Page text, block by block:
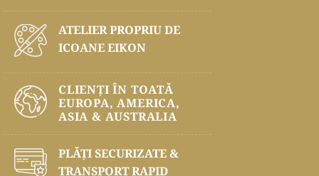
ATELIER PROPRIU DE
ICOANE EIKON
CLIENȚI ÎN TOATĂ
EUROPA, AMERICA,
ASIA & AUSTRALIA
PLĂŢI SECURIZATE &
TRANSPORT RAPID